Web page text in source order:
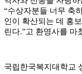
“수상자분들 너무 축
인이 확산되는 데 홍
린다.”고 환영사를 마
국립한국복지대학교